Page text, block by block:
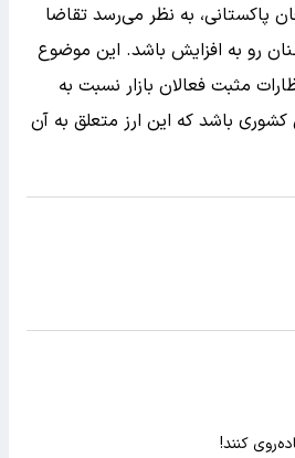
پاکستانی، به نظر می‌رسد تقاضا
رو به افزایش باشد. این موضوع
مثبت فعالان بازار نسبت به
باشد که این ارز متعلق به آن
کنند!